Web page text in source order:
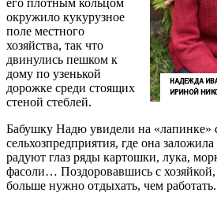
окружило кукурузное
поле местного
хозяйства, так что
двинулись пешком к
дому по узенькой
дорожке среди стоящих
стеной стеблей.
Бабушку Надю увидели на «лапинке»
сельхозпредприятия, где она
радуют глаз ряды картошки, лука,
фасоли… Поздоровавшись с хозяйкой,
больше нужно отдыхать, чем работать.